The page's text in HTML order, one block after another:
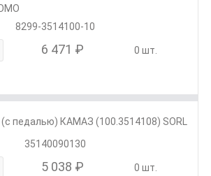
8299-3514100-10
6 471 ₽ 0 шт.
педалью) КАМАЗ (100.3514108) SORL
35140090130
5 038 ₽ 0 шт.